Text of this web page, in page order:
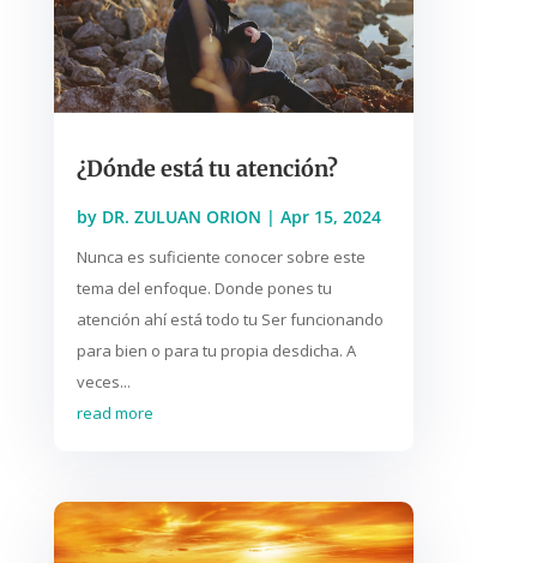
¿Dónde está tu atención?
by DR. ZULUAN ORION | Apr 15, 2024
Nunca es suficiente conocer sobre este
tema del enfoque. Donde pones tu
atención ahí está todo tu Ser funcionando
para bien o para tu propia desdicha. A
veces...
read more